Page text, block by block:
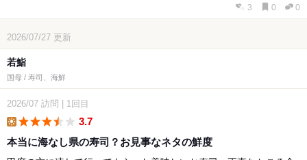
3 0 0
2026/07/27 更新
若鮨
国母 / 寿司、海鮮
2026/07 訪問 1回目
3.7
本当に海なし県の寿司？お見事なネタの鮮度